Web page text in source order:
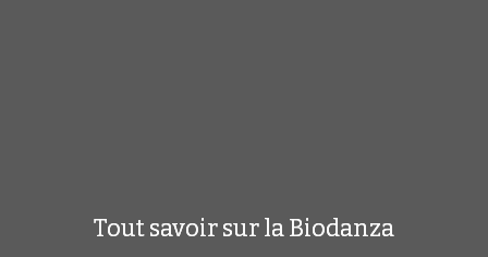
Tout savoir sur la Biodanza